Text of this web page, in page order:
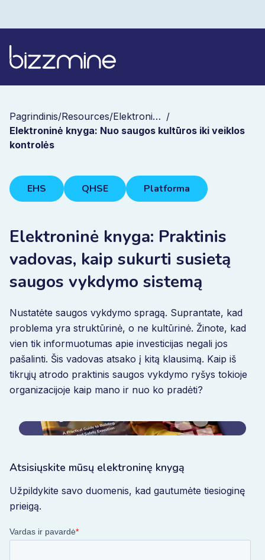
Pagrindinis/Resources/ Elektroninės knygos /
Elektroninė knyga: Nuo saugos kultūros iki veiklos
kontrolės
EHS QHSE Platforma
Elektroninė knyga: Praktinis
vadovas, kaip sukurti susietą
saugos vykdymo sistemą
Nustatėte saugos vykdymo spragą. Suprantate, kad
problema yra struktūrinė, o ne kultūrinė. Žinote, kad
vien tik informuotumas apie investicijas negali jos
pašalinti. Šis vadovas atsako į kitą klausimą. Kaip iš
tikrųjų atrodo praktinis saugos vykdymo ryšys tokioje
organizacijoje kaip mano ir nuo ko pradėti?
Atsisiųskite mūsų elektroninę knygą
Užpildykite savo duomenis, kad gautumėte tiesioginę
prieigą.